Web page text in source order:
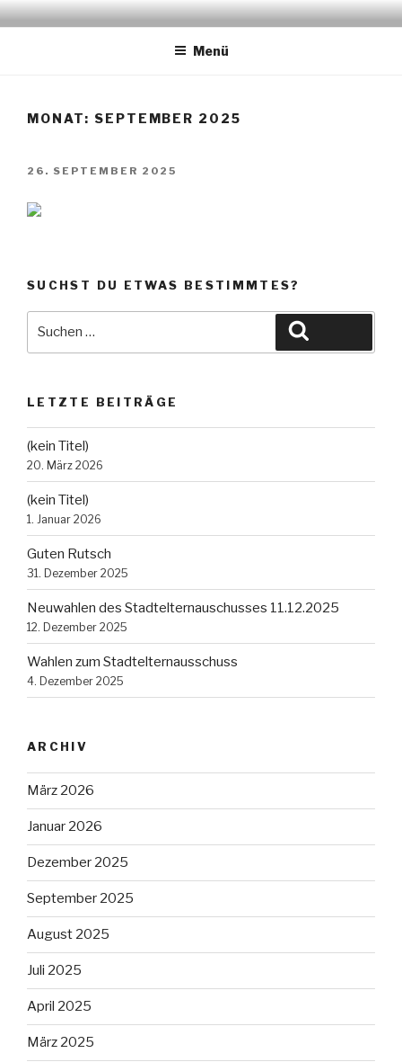
Zum
InhaltSTADTELTERNAUSSCHUSS
LUDWIGSHAFEN
Menü
MONAT: SEPTEMBER 2025
VERÖFFENTLICHT
26. SEPTEMBER 2025
SUCHST DU ETWAS BESTIMMTES?
LETZTE BEITRÄGE
(kein Titel)
20. März 2026
(kein Titel)
1. Januar 2026
Guten Rutsch
31. Dezember 2025
Neuwahlen des Stadtelternauschusses 11.12.2025
12. Dezember 2025
Wahlen zum Stadtelternausschuss
4. Dezember 2025
ARCHIV
März 2026
Januar 2026
Dezember 2025
September 2025
August 2025
Juli 2025
April 2025
März 2025